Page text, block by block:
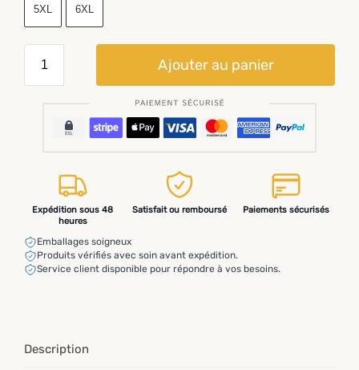
5XL 6XL
Ajouter au panier
Expédition sous 48
heures
Satisfait ou remboursé Paiements sécurisés
Emballages soigneux
Produits vérifiés avec soin avant expédition.
Service client disponible pour répondre à vos besoins.
Description